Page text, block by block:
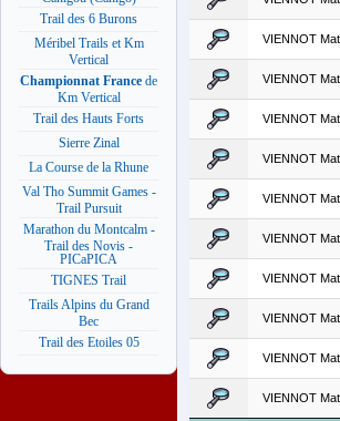
Trail des 6 Burons
Méribel Trails et Km
Vertical
Championnat France de
Km Vertical
Trail des Hauts Forts
Sierre Zinal
La Course de la Rhune
Val Tho Summit Games -
Trail Pursuit
Marathon du Montcalm -
Trail des Novis -
PICaPICA
TIGNES Trail
Trails Alpins du Grand
Bec
Trail des Etoiles 05
VIENNOT
VIENNOT
VIENNOT
VIENNOT
VIENNOT
VIENNOT
VIENNOT
VIENNOT
VIENNOT
VIENNOT